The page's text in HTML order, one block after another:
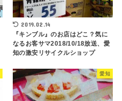
2019.02.14
『キンブル』のお店はどこ？気に
なるお客サマ2018/10/18放送、愛
知の激安リサイクルショップ
愛知